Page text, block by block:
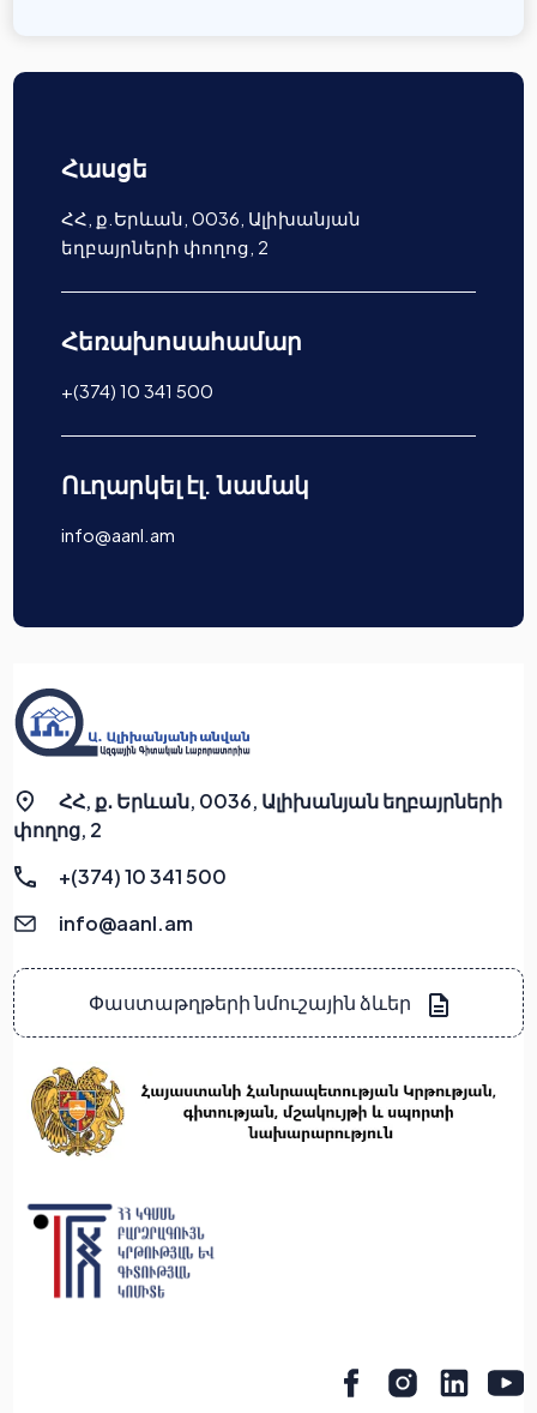
Հասցե
ՀՀ, ք.Երևան, 0036, Ալիխանյան
եղբայրների փողոց, 2
Հեռախոսահամար
+(374) 10 341 500
Ուղարկել էլ. նամակ
info@aanl.am
ՀՀ, ք․ Երևան, 0036, Ալիխանյան եղբայրների
փողոց, 2
+(374) 10 341 500
info@aanl.am
Փաստաթղթերի նմուշային ձևեր